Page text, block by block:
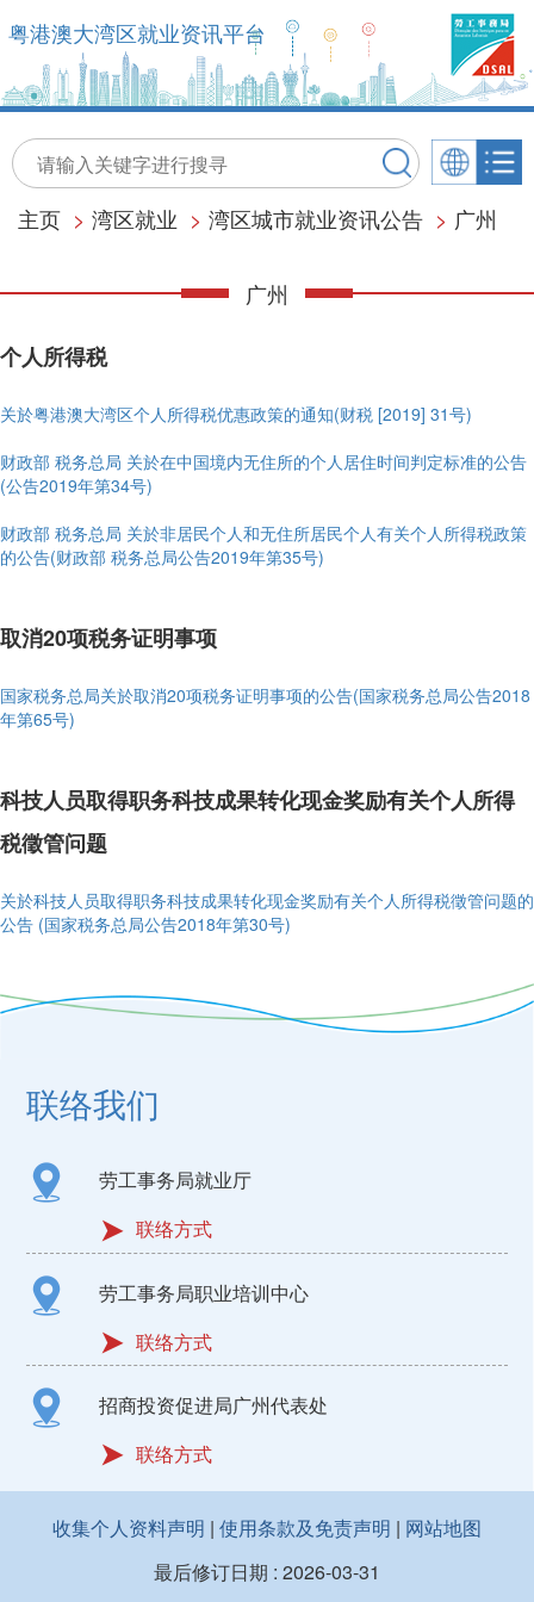
粤港澳大湾区就业资讯平台
主页 > 湾区就业 > 湾区城市就业资讯公告 > 广州
广州
个人所得税
关於粤港澳大湾区个人所得税优惠政策的通知(财税 [2019] 31号)
财政部 税务总局 关於在中国境内无住所的个人居住时间判定标准的公告
(公告2019年第34号)
财政部 税务总局 关於非居民个人和无住所居民个人有关个人所得税政策
的公告(财政部 税务总局公告2019年第35号)
取消20项税务证明事项
国家税务总局关於取消20项税务证明事项的公告(国家税务总局公告2018
年第65号)
科技人员取得职务科技成果转化现金奖励有关个人所得
税徵管问题
关於科技人员取得职务科技成果转化现金奖励有关个人所得税徵管问题的
公告 (国家税务总局公告2018年第30号)
联络我们
劳工事务局就业厅
联络方式
劳工事务局职业培训中心
联络方式
招商投资促进局广州代表处
联络方式
收集个人资料声明 | 使用条款及免责声明 | 网站地图
最后修订日期 : 2026-03-31